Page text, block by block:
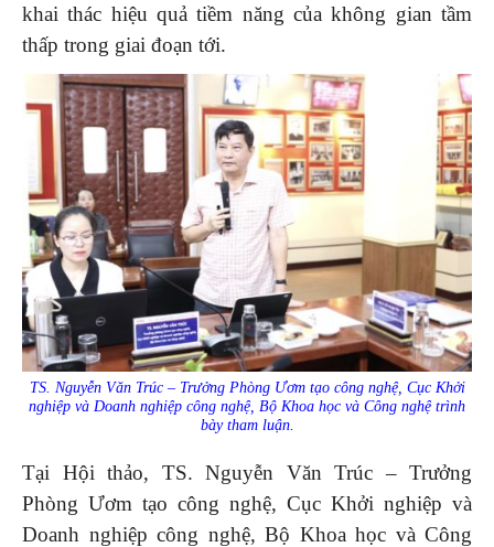
khai thác hiệu quả tiềm năng của không gian tầm
thấp trong giai đoạn tới.
TS. Nguyễn Văn Trúc – Trưởng Phòng Ươm tạo công nghệ, Cục Khởi
nghiệp và Doanh nghiệp công nghệ, Bộ Khoa học và Công nghệ trình
bày tham luận.
Tại Hội thảo, TS. Nguyễn Văn Trúc – Trưởng
Phòng Ươm tạo công nghệ, Cục Khởi nghiệp và
Doanh nghiệp công nghệ, Bộ Khoa học và Công